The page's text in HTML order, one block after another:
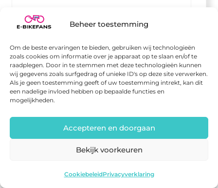
Beheer toestemming
Om de beste ervaringen te bieden, gebruiken wij technologieën
zoals cookies om informatie over je apparaat op te slaan en/of te
raadplegen. Door in te stemmen met deze technologieën kunnen
wij gegevens zoals surfgedrag of unieke ID's op deze site verwerken.
Als je geen toestemming geeft of uw toestemming intrekt, kan dit
een nadelige invloed hebben op bepaalde functies en
mogelijkheden.
Accepteren en doorgaan
Bekijk voorkeuren
CookiebeleidPrivacyverklaring
Gewicht
dynamic text placeholder
Meer info
Ado Air 30 Ultra